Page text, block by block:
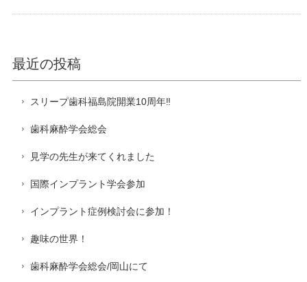
最近の投稿
スリープ歯科福島院開業10周年‼️
歯科麻酔学会総会
見学の先生が来てくれました
国際インプラント学会参加
インプラント症例検討会に参加！
趣味の世界！
歯科麻酔学会総会/岡山にて